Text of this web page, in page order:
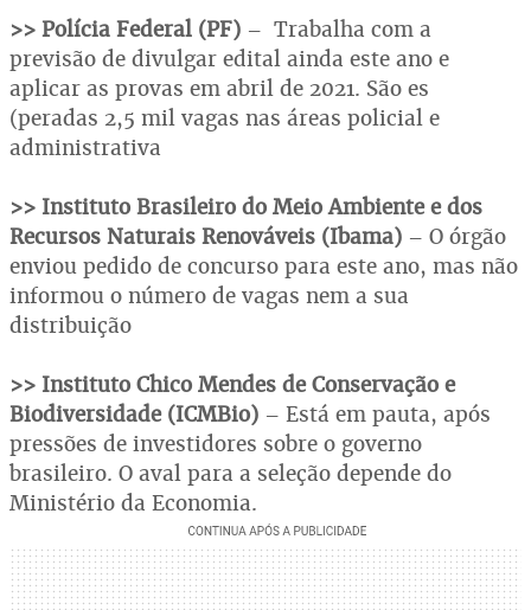
>> Polícia Federal (PF) – Trabalha com a
previsão de divulgar edital ainda este ano e
aplicar as provas em abril de 2021. São es
(peradas 2,5 mil vagas nas áreas policial e
administrativa
>> Instituto Brasileiro do Meio Ambiente e dos
Recursos Naturais Renováveis (Ibama) – O órgão
enviou pedido de concurso para este ano, mas não
informou o número de vagas nem a sua
distribuição
>> Instituto Chico Mendes de Conservação e
Biodiversidade (ICMBio) – Está em pauta, após
pressões de investidores sobre o governo
brasileiro. O aval para a seleção depende do
Ministério da Economia.